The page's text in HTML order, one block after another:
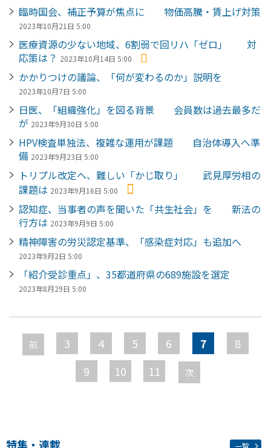
臨時国会、補正予算が焦点に 物価高騰・賃上げ対策
2023年10月21日 5:00
医療資源の少ない地域、6割弱で回リハ「ゼロ」 対
応策は？ 2023年10月14日 5:00
かかりつけの議論、「何が変わるのか」説明を
2023年10月7日 5:00
日医、「組織強化」を図る背景 会員数は過去最多だ
が 2023年9月30日 5:00
HPV検査単独法、複雑な運用が課題 自治体導入へ準
備 2023年9月23日 5:00
トリプル改定へ、難しい「かじ取り」 武見厚労相の
課題は 2023年9月16日 5:00
認知症、当事者の声を聞いた「共生社会」を 新法の
行方は 2023年9月9日 5:00
精神障害の労災認定基準、「感染症対応」も追加へ
2023年9月2日 5:00
「紹介受診重点」、35都道府県の689施設を選定
2023年8月29日 5:00
ペ
ー
ジ
前 3 4 5 6 7
8
9
10 11 次
特集・連載